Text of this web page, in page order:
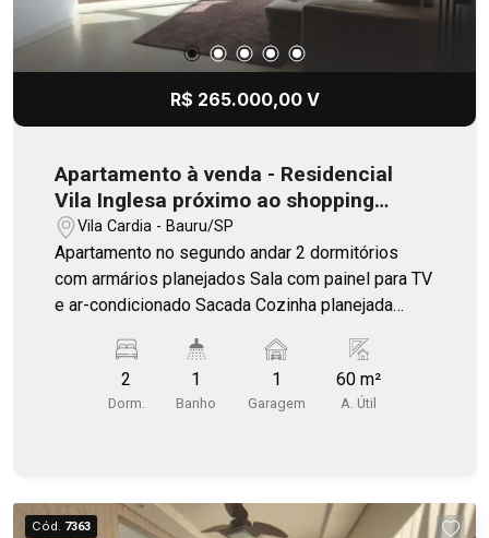
R$ 265.000,00 V
Apartamento à venda - Residencial
Vila Inglesa próximo ao shopping
Boulevard
Vila Cardia - Bauru/SP
Apartamento no segundo andar 2 dormitórios
com armários planejados Sala com painel para TV
e ar-condicionado Sacada Cozinha planejada
com churrasqueira, campo de futebol, academia,
salão de festa.
2
Dorm.
1
Banho
1
Garagem
60 m²
A. Útil
Cód. 7363